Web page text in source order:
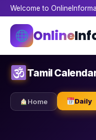
Welcome to
Online
Tamil
Home Daily